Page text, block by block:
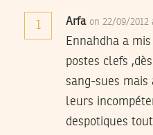
1 Arfa on 22/09/2012
Ennahdha a
postes clefs
sang-sues
leurs
despotiques